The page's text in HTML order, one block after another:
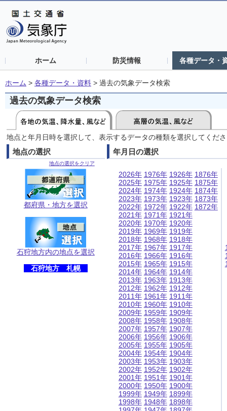
ホーム 防災情報 各種データ・
ホーム > 各種データ・資料 > 過去の気象データ検索
過去の気象データ検索
地点と年月日時を選択して、表示するデータの種類を選択してくだ
地点の選択
地点の選択をクリア
都府県・地方を選択
石狩地方内の地点を選択
石狩地方 札幌
年月日の選択
2026年
2025年
2024年
2023年
2022年
2021年
2020年
2019年
2018年
2017年
2016年
2015年
2014年
2013年
2012年
2011年
2010年
2009年
2008年
2007年
2006年
2005年
2004年
2003年
2002年
2001年
2000年
1999年
1998年
1976年
1975年
1974年
1973年
1972年
1971年
1970年
1969年
1968年
1967年
1966年
1965年
1964年
1963年
1962年
1961年
1960年
1959年
1958年
1957年
1956年
1955年
1954年
1953年
1952年
1951年
1950年
1949年
1948年
1926年
1925年
1924年
1923年
1922年
1921年
1920年
1919年
1918年
1917年
1916年
1915年
1914年
1913年
1912年
1911年
1910年
1909年
1908年
1907年
1906年
1905年
1904年
1903年
1902年
1901年
1900年
1899年
1898年
1876年
1875年
1874年
1873年
1872年